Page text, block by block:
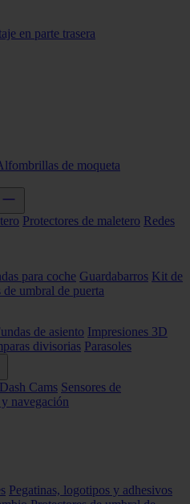
en parte trasera
de moqueta
Protectores de maletero Redes
para coche Guardabarros Kit de
de umbral de puerta
de asiento Impresiones 3D
divisorias Parasoles
Dash Cams Sensores de
navegación
Pegatinas, logotipos y adhesivos